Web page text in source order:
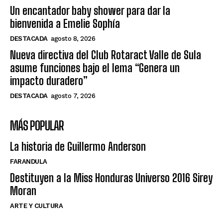
Un encantador baby shower para dar la
bienvenida a Emelie Sophía
DESTACADA agosto 8, 2026
Nueva directiva del Club Rotaract Valle de Sula
asume funciones bajo el lema “Genera un
impacto duradero”
DESTACADA agosto 7, 2026
MÁS POPULAR
La historia de Guillermo Anderson
FARANDULA
Destituyen a la Miss Honduras Universo 2016 Sirey
Moran
ARTE Y CULTURA